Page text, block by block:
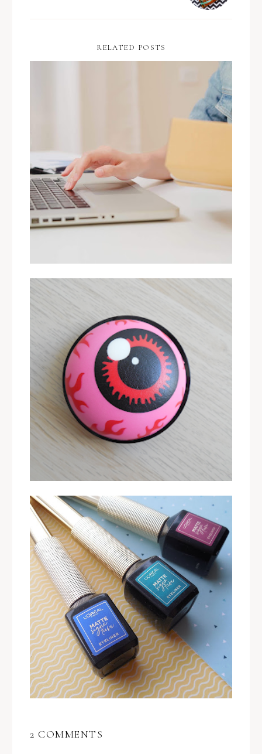
RELATED POSTS
2 COMMENTS